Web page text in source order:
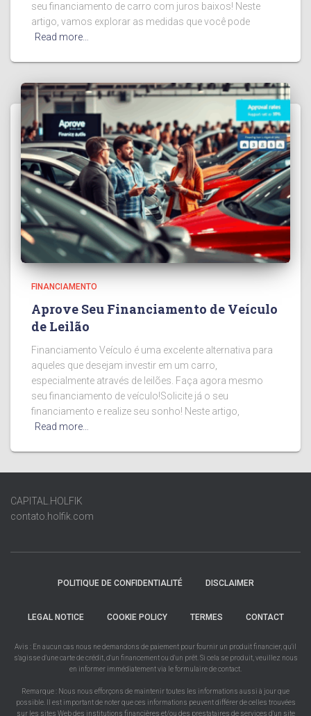
seu financiamento de carro com juros baixos! Neste
artigo, vamos explorar as medidas que você pode
Read more…
FINANCIAMENTO
Aprove Seu Financiamento de Veículo
de Leilão
Financiamento Veículo é uma excelente alternativa para
aqueles que desejam investir em um carro,
especialmente através de leilões. Faça agora mesmo
seu financiamento de veículo!Solicite já o seu
financiamento e realize seu sonho! Neste artigo,
Read more…
CAPITAL.HOLFIK
contato.holfik.com
POLITIQUE DE CONFIDENTIALITÉ DISCLAIMER
LEGAL NOTICE COOKIE POLICY TERMES CONTACT
Avis : En aucun cas nous ne demandons de paiement pour fournir un produit financier, qu'il
s'agisse d'une carte de crédit, d'un financement ou d'un prêt. Si cela se produit, veuillez nous
en informer immédiatement via le formulaire de contact.
Remarque : Nous nous efforçons de maintenir toutes les informations aussi à jour que
possible. Il est important de noter que ces informations peuvent différer de celles trouvées
sur les sites Web des institutions financières et/ou des prestataires de services d'un site